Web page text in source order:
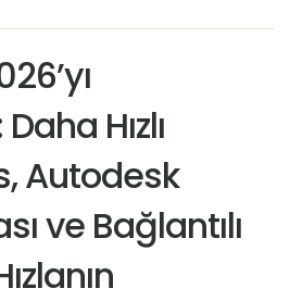
Hızlı
Autodesk
ve Bağlantılı